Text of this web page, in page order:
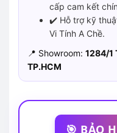
cấp cam kết
✔️ Hỗ trợ kỹ
Vi Tính A Chề.
📍 Showroom: 1284/1
TP.HCM
🎯 BẢO